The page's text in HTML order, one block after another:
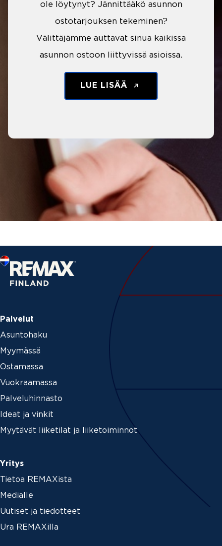
ole löytynyt? Jännittääkö asunnon
ostotarjouksen tekeminen?
Välittäjämme auttavat sinua kaikissa
asunnon ostoon liittyvissä asioissa.
LUE LISÄÄ
Palvelut
Asuntohaku
Myymässä
Ostamassa
Vuokraamassa
Palveluhinnasto
Ideat ja vinkit
Myytävät liiketilat ja liiketoiminnot
Yritys
Tietoa REMAXista
Medialle
Uutiset ja tiedotteet
Ura REMAXilla